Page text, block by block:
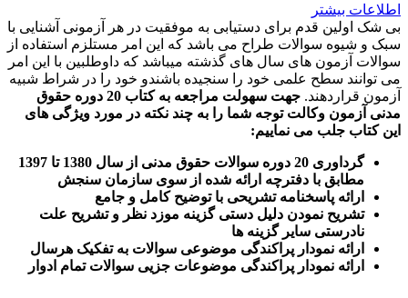
اطلاعات بیشتر
بی شک اولین قدم برای دستیابی به موفقیت در هر آزمونی آشنایی با
سبک و شیوه سوالات طراح می باشد که این امر مستلزم استفاده از
سوالات آزمون های سال های گذشته میباشد که داوطلبین با این امر
می توانند سطح علمی خود را سنجیده باشندو خود را در شراط شبیه
آزمون قراردهند.
جهت سهولت مراجعه به کتاب 20 دوره حقوق
مدنی آزمون وکالت توجه شما را به چند نکته در مورد ویژگی های
این کتاب جلب می نماییم:
گرداوری 20 دوره سوالات حقوق مدنی از سال 1380 تا 1397
مطابق با دفترچه ارائه شده از سوی سازمان سنجش
ارائه پاسخنامه تشریحی با توضیح کامل و جامع
تشریح نمودن دلیل دستی گزینه موزد نظر و تشریح علت
نادرستی سایر گزینه ها
ارائه نمودار پراکندگی موضوعی سوالات به تفکیک هرسال
رائه نمودار پراکندگی موضوعات جزیی سوالات تمام ادوار